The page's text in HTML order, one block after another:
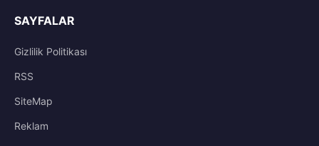
SAYFALAR
Gizlilik Politikası
RSS
SiteMap
Reklam